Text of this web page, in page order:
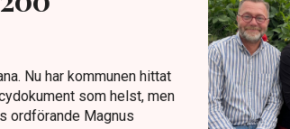
Nu har kommunen hittat
som helst, men
ordförande Magnus